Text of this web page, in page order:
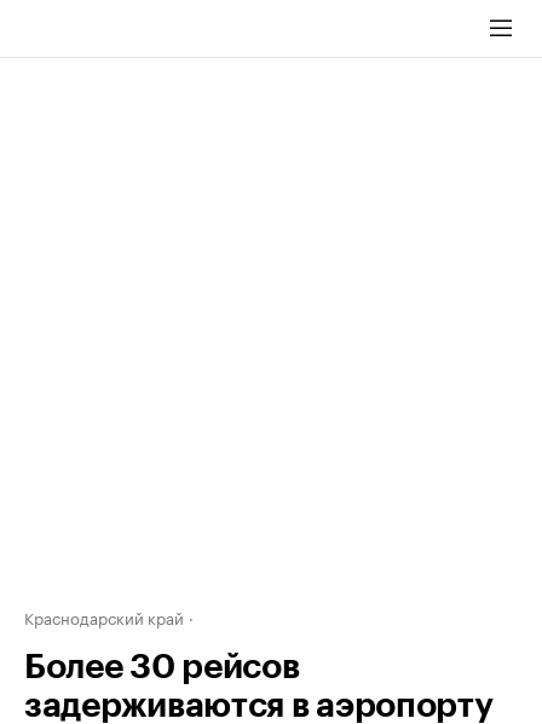
Краснодарский край
Более 30 рейсов
задерживаются в аэропорту